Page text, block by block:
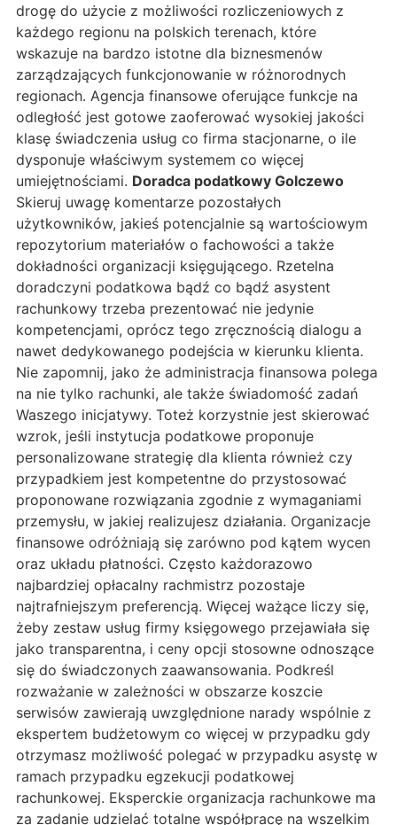
drogę do użycie z możliwości rozliczeniowych z
każdego regionu na polskich terenach, które
wskazuje na bardzo istotne dla biznesmenów
zarządzających funkcjonowanie w różnorodnych
regionach. Agencja finansowe oferujące funkcje na
odległość jest gotowe zaoferować wysokiej jakości
klasę świadczenia usług co firma stacjonarne, o ile
dysponuje właściwym systemem co więcej
umiejętnościami. Doradca podatkowy Golczewo
Skieruj uwagę komentarze pozostałych
użytkowników, jakieś potencjalnie są wartościowym
repozytorium materiałów o fachowości a także
dokładności organizacji księgującego. Rzetelna
doradczyni podatkowa bądź co bądź asystent
rachunkowy trzeba prezentować nie jedynie
kompetencjami, oprócz tego zręcznością dialogu a
nawet dedykowanego podejścia w kierunku klienta.
Nie zapomnij, jako że administracja finansowa polega
na nie tylko rachunki, ale także świadomość zadań
Waszego inicjatywy. Toteż korzystnie jest skierować
wzrok, jeśli instytucja podatkowe proponuje
personalizowane strategię dla klienta również czy
przypadkiem jest kompetentne do przystosować
proponowane rozwiązania zgodnie z wymaganiami
przemysłu, w jakiej realizujesz działania. Organizacje
finansowe odróżniają się zarówno pod kątem wycen
oraz układu płatności. Często każdorazowo
najbardziej opłacalny rachmistrz pozostaje
najtrafniejszym preferencją. Więcej ważące liczy się,
żeby zestaw usług firmy księgowego przejawiała się
jako transparentna, i ceny opcji stosowne odnoszące
się do świadczonych zaawansowania. Podkreśl
rozważanie w zależności w obszarze koszcie
serwisów zawierają uwzględnione narady wspólnie z
ekspertem budżetowym co więcej w przypadku gdy
otrzymasz możliwość polegać w przypadku asystę w
ramach przypadku egzekucji podatkowej
rachunkowej. Eksperckie organizacja rachunkowe ma
za zadanie udzielać totalne współpracę na wszelkim